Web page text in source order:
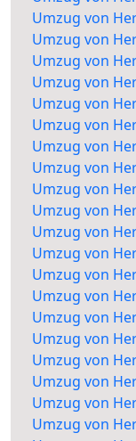
Umzug von
Umzug von
Umzug von
Umzug von
Umzug von
Umzug von
Umzug von
Umzug von
Umzug von
Umzug von
Umzug von
Umzug von
Umzug von
Umzug von
Umzug von
Umzug von
Umzug von
Umzug von
Umzug von
Umzug von